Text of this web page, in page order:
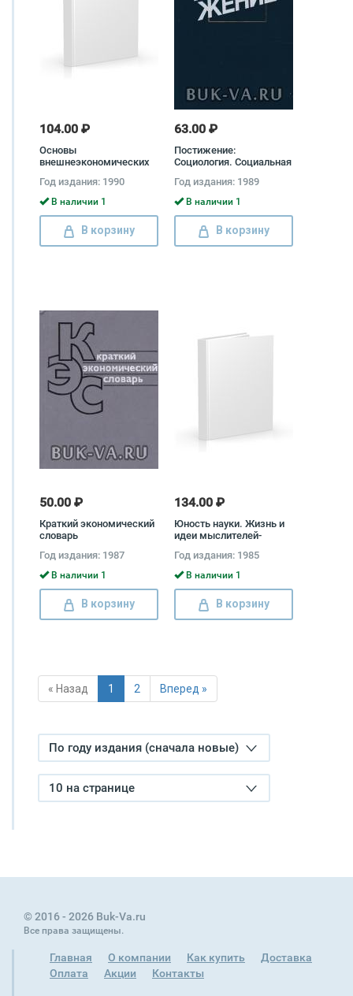
104.00 ₽
Основы
внешнеэкономических
Год издания: 1990
В наличии 1
В корзину
63.00 ₽
Постижение:
Социология. Социальная
Экономическая
реформа
Год издания: 1989
В наличии 1
В корзину
50.00 ₽
Краткий экономический
словарь
Год издания: 1987
В наличии 1
В корзину
134.00 ₽
Юность науки. Жизнь и
идеи мыслителей-
Андрей Аникин
Год издания: 1985
В наличии 1
В корзину
« Назад 1 2 Вперед »
По году издания (сначала новые)
10 на странице
© 2016 - 2026 Buk-Va.ru
Все права защищены.
Главная О компании Как купить
Доставка
Оплата
Акции Контакты